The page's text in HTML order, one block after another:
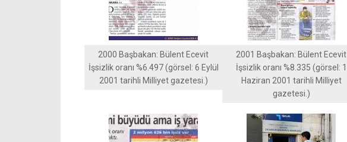
2000 Başbakan: Bülent Ecevit
İşsizlik oranı %6.497 (görsel: 6 Eylül
2001 tarihli Milliyet gazetesi.)
2001 Başbakan: Bülent Ecevit
İşsizlik oranı %8.335 (görsel: 1
Haziran 2001 tarihli Milliyet
gazetesi.)